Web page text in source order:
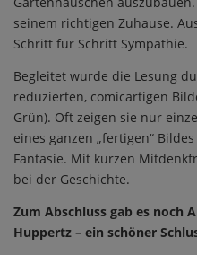
seinem richtigen Zuhause.
Schritt für Schritt Sympathie.
Begleitet wurde die Lesung
reduzierten, comicartigen
Grün). Oft zeigen sie nur
eines ganzen „fertigen“
Fantasie. Mit kurzen
bei der Geschichte.
Zum Abschluss gab es noch
Huppertz – ein schöner